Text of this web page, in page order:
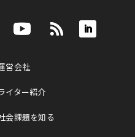
営会社
イター紹介
会課題を知る